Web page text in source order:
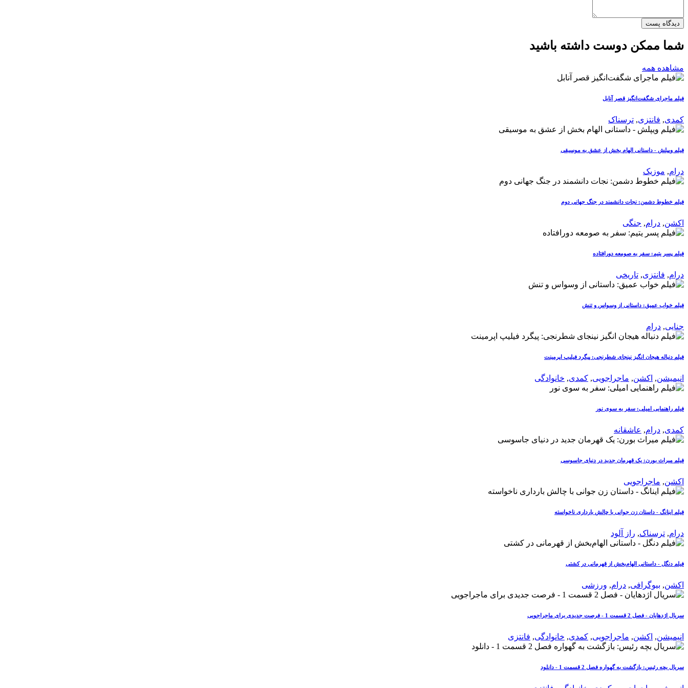
دیدگاه پست
شما ممکن دوست داشته باشید
مشاهده همه
فیلم ماجرای شگفت‌انگیز قصر آنابل
کمدی, فانتزی, ترسناک
فیلم ویپلش - داستانی الهام بخش از عشق به موسیقی
درام, موزیک
فیلم خطوط دشمن: نجات دانشمند در جنگ جهانی دوم
اکشن, درام, جنگی
فیلم پسر یتیم: سفر به صومعه دورافتاده
درام, فانتزی, تاریخی
فیلم خواب عمیق: داستانی از وسواس و تنش
جنایی, درام
فیلم دنباله هیجان انگیز نینجای شطرنجی: پیگرد فیلیپ اپرمینت
انیمیشن, اکشن, ماجراجویی, کمدی, خانوادگی
فیلم راهنمایی امیلی: سفر به سوی نور
کمدی, درام, عاشقانه
فیلم میراث بورن: یک قهرمان جدید در دنیای جاسوسی
اکشن, ماجراجویی
فیلم اینانگ - داستان زن جوانی با چالش بارداری ناخواسته
درام, ترسناک, راز آلود
فیلم دنگل - داستانی الهام‌بخش از قهرمانی در کشتی
اکشن, بیوگرافی, درام, ورزشی
سریال اژدهایان - فصل 2 قسمت 1 - فرصت جدیدی برای ماجراجویی
انیمیشن, اکشن, ماجراجویی, کمدی, خانوادگی, فانتزی
سریال بچه رئیس: بازگشت به گهواره فصل 2 قسمت 1 - دانلود